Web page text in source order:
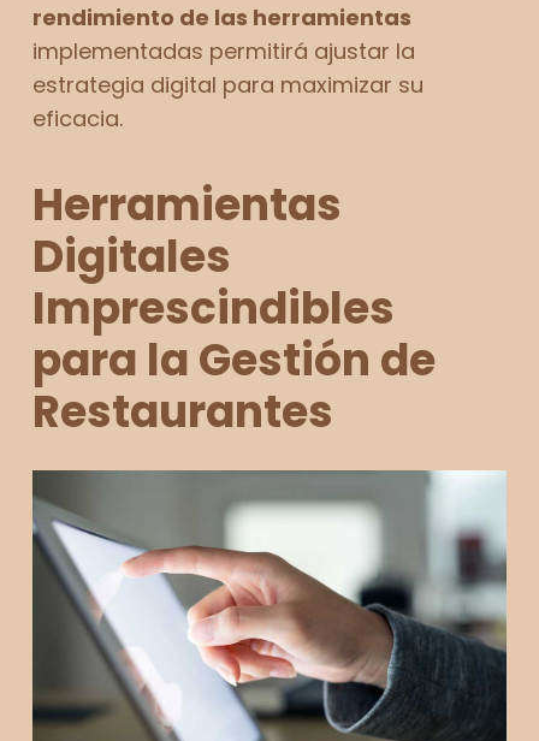
rendimiento de las herramientas
implementadas permitirá ajustar la
estrategia digital para maximizar su
eficacia.
Herramientas
Digitales
Imprescindibles
para la Gestión de
Restaurantes